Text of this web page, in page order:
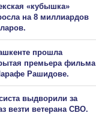
«кубышка»
на 8 миллиардов
прошла
премьера фильма
Рашидове.
выдворили за
везти ветерана СВО.